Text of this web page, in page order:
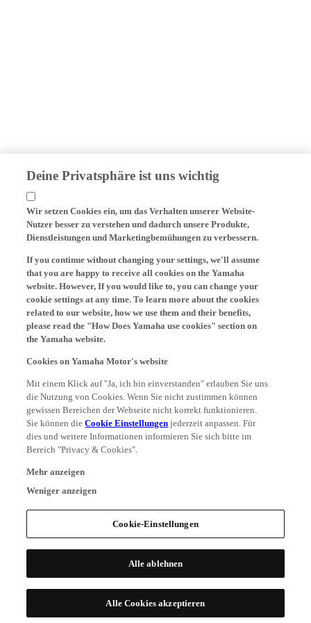
Deine Privatsphäre ist uns wichtig
Wir setzen Cookies ein, um das Verhalten unserer Website-
Nutzer besser zu verstehen und dadurch unsere Produkte,
Dienstleistungen und Marketingbemühungen zu verbessern.
If you continue without changing your settings, we'll assume
that you are happy to receive all cookies on the Yamaha
website. However, If you would like to, you can change your
cookie settings at any time. To learn more about the cookies
related to our website, how we use them and their benefits,
please read the "How Does Yamaha use cookies" section on
the Yamaha website.
Cookies on Yamaha Motor's website
Mit einem Klick auf "Ja, ich bin einverstanden" erlauben Sie uns
die Nutzung von Cookies. Wenn Sie nicht zustimmen können
gewissen Bereichen der Webseite nicht korrekt funktionieren.
Sie können dieCookie Einstellungen jederzeit anpassen. Für
dies und weitere Informationen informieren Sie sich bitte im
Bereich "Privacy & Cookies".
Mehr anzeigen
Weniger anzeigen
Cookie-Einstellungen
Alle ablehnen
Alle Cookies akzeptieren